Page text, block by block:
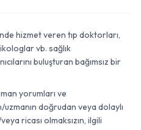
hizmet veren tıp doktorları,
vb. sağlık
buluşturan bağımsız bir
yorumları ve
doğrudan veya dolaylı
ricası olmaksızın, ilgili